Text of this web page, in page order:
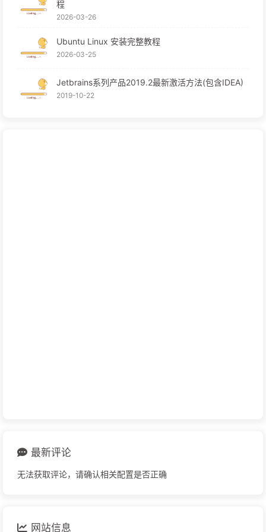
程
2026-03-26
Ubuntu Linux 安装完整教程
2026-03-25
Jetbrains系列产品2019.2最新激活方法(包含IDEA)
2019-10-22
最新评论
无法获取评论，请确认相关配置是否正确
网站信息